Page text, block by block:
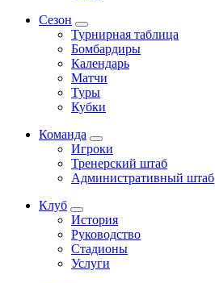
Сезон
Турнирная таблица
Бомбардиры
Календарь
Матчи
Туры
Кубки
Команда
Игроки
Тренерский штаб
Административный штаб
Клуб
История
Руководство
Стадионы
Услуги